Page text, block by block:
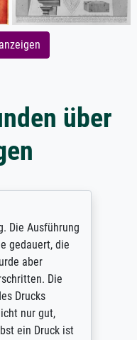
über
Die Ausführung
gedauert, die
aber
Die
Drucks
nur gut,
ein Druck ist